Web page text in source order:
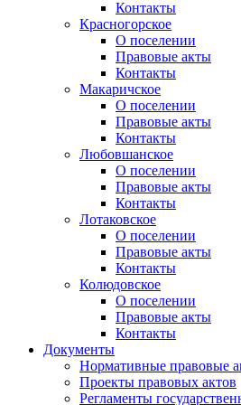
Контакты
Красногорское
О поселении
Правовые акты
Контакты
Макаричское
О поселении
Правовые акты
Контакты
Любовшанское
О поселении
Правовые акты
Контакты
Лотаковское
О поселении
Правовые акты
Контакты
Колюдовское
О поселении
Правовые акты
Контакты
Документы
Нормативные правовые
Проекты правовых актов
Регламенты